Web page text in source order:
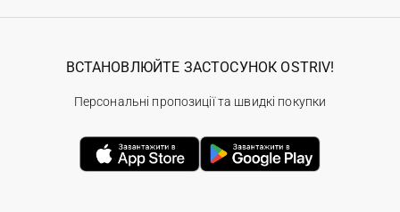
ВСТАНОВЛЮЙТЕ ЗАСТОСУНОК OSTRIV!
Персональні пропозиції та швидкі покупки